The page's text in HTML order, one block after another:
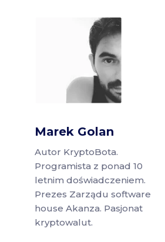
Marek Golan
Autor KryptoBota.
Programista z ponad 10
letnim doświadczeniem.
Prezes Zarządu software
house Akanza. Pasjonat
kryptowalut.